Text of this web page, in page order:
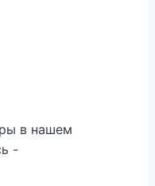
в нашем
-